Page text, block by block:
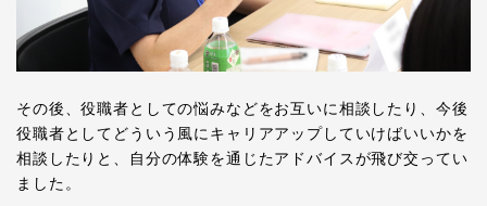
その後、役職者としての悩みなどをお互いに相談したり、今後
役職者としてどういう風にキャリアアップしていけばいいかを
相談したりと、自分の体験を通じたアドバイスが飛び交ってい
ました。